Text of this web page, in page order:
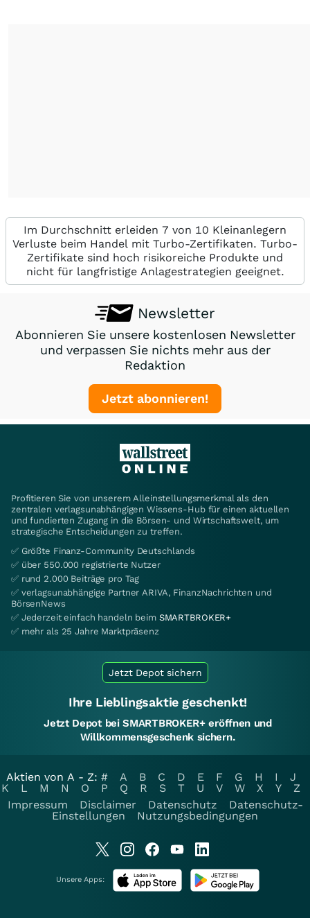
Im Durchschnitt erleiden 7 von 10 Kleinanlegern
Verluste beim Handel mit Turbo-Zertifikaten. Turbo-
Zertifikate sind hoch risikoreiche Produkte und
nicht für langfristige Anlagestrategien geeignet.
Newsletter
Abonnieren Sie unsere kostenlosen Newsletter
und verpassen Sie nichts mehr aus der
Redaktion
Jetzt abonnieren!
Profitieren Sie von unserem Alleinstellungsmerkmal als den
zentralen verlagsunabhängigen Wissens-Hub für einen aktuellen
und fundierten Zugang in die Börsen- und Wirtschaftswelt, um
strategische Entscheidungen zu treffen.
✅ Größte Finanz-Community Deutschlands
✅ über 550.000 registrierte Nutzer
✅ rund 2.000 Beiträge pro Tag
✅ verlagsunabhängige Partner ARIVA, FinanzNachrichten und
BörsenNews
✅ Jederzeit einfach handeln beim SMARTBROKER+
✅ mehr als 25 Jahre Marktpräsenz
Jetzt Depot sichern
Ihre Lieblingsaktie geschenkt!
Jetzt Depot bei SMARTBROKER+ eröffnen und
Willkommensgeschenk sichern.
Aktien von A - Z: # A B C D E F G H I
J
K
L M N O P Q R S T U V W X Y
Z
Impressum
Disclaimer Datenschutz
Datenschutz-
Einstellungen
Nutzungsbedingungen
Unsere Apps: